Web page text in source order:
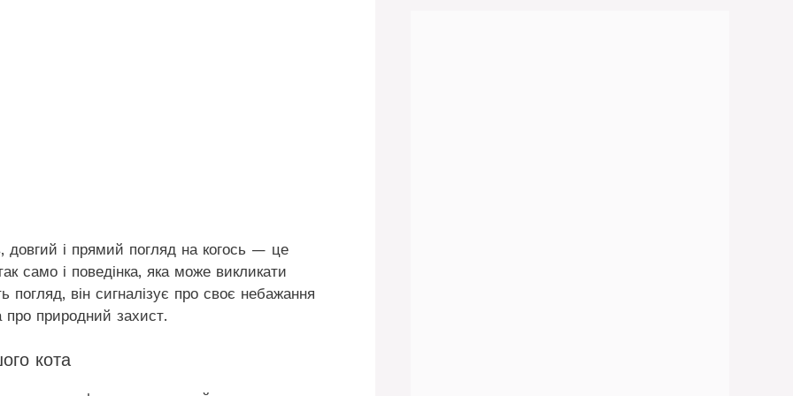
довгий і прямий погляд на когось — це
само і поведінка, яка може викликати
він сигналізує про своє небажання
природний захист.
кота